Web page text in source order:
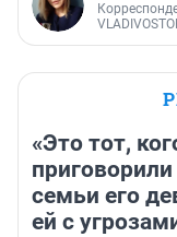
«Это тот,
семьи его
ей с